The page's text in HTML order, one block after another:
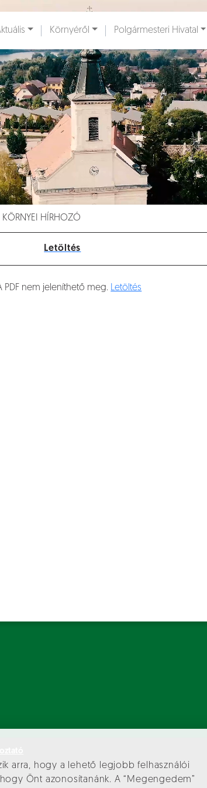
arra, hogy a lehető legjobb felhasználói
Önt azonosítanánk. A “Megengedem”
a fő tartalomhoz
Környéről Polgármesteri Hivatal
KÖRNYEI HÍRHOZÓ
Letöltés
PDF nem jeleníthető meg. Letöltés
[] Dokumentumok []